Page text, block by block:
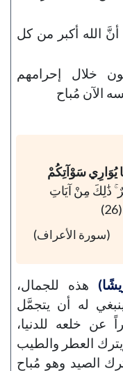
الله أكبر من كل
خلال إحرامهم
الآن مُباح
يُوَارِي سَوْآتِكُمْ
ذَٰلِكَ مِنْ آيَاتِ
(سورة الأعراف)
هذه للجمال،
له أن يتجمَّل
عن خلعه للدنيا،
العطر والطيب
الصيد وهو مُباح